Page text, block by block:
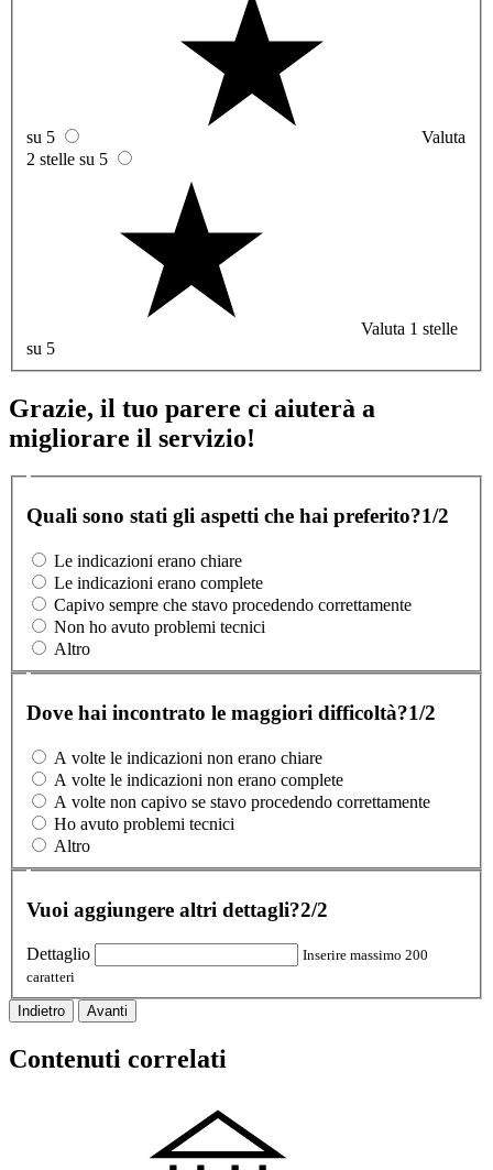
su 5
Valuta
2 stelle su 5
Valuta 1 stelle
su 5
Grazie, il tuo parere ci aiuterà a
migliorare il servizio!
Quali sono stati gli aspetti che hai preferito?1/2
Le indicazioni erano chiare
Le indicazioni erano complete
Capivo sempre che stavo procedendo correttamente
Non ho avuto problemi tecnici
Altro
Dove hai incontrato le maggiori difficoltà?1/2
A volte le indicazioni non erano chiare
A volte le indicazioni non erano complete
A volte non capivo se stavo procedendo correttamente
Ho avuto problemi tecnici
Altro
Vuoi aggiungere altri dettagli?2/2
Dettaglio
Inserire massimo 200
caratteri
Indietro Avanti
Contenuti correlati